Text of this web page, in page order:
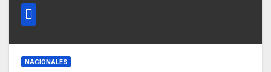
NACIONALES